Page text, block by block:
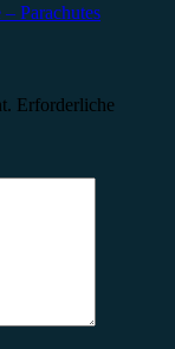
Parachutes
Erforderliche